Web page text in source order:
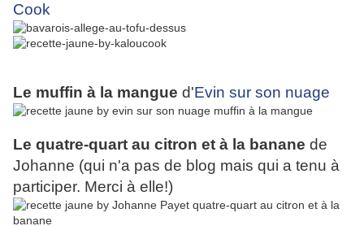
Cook
Le muffin à la mangue d'Evin sur son nuage
Le quatre-quart au citron et à la banane de
Johanne (qui n'a pas de blog mais qui a tenu à
participer. Merci à elle!)